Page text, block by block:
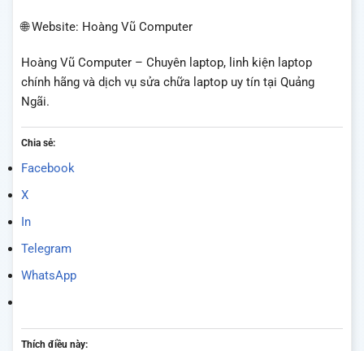
🌐 Website: Hoàng Vũ Computer
Hoàng Vũ Computer – Chuyên laptop, linh kiện laptop
chính hãng và dịch vụ sửa chữa laptop uy tín tại Quảng
Ngãi.
Chia sẻ:
Facebook
X
In
Telegram
WhatsApp
Thích điều này: